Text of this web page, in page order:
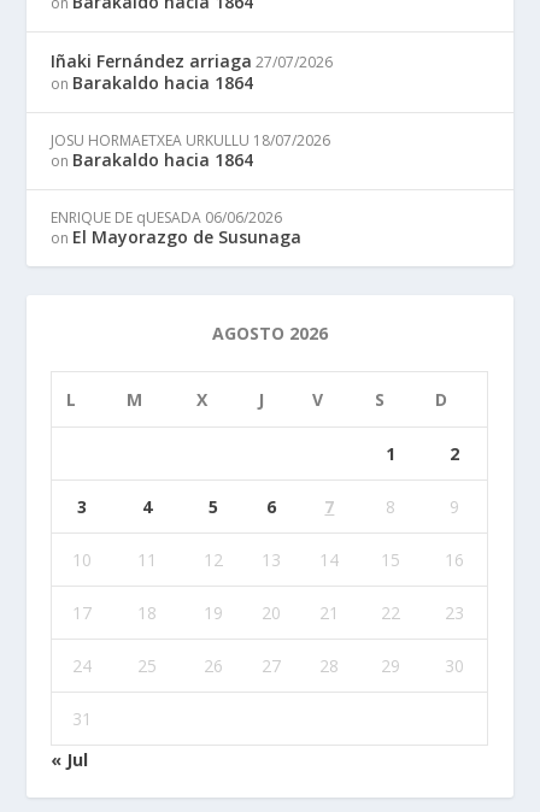
Iñaki Fernández arriaga 27/07/2026
on Barakaldo hacia 1864
JOSU HORMAETXEA URKULLU 18/07/2026
on Barakaldo hacia 1864
ENRIQUE DE qUESADA 06/06/2026
on El Mayorazgo de Susunaga
AGOSTO 2026
L M X J V S D
1 2
3 4 5 6 7 8 9
10 11 12 13 14 15 16
17 18 19 20 21 22 23
24 25 26 27 28 29 30
31
« Jul